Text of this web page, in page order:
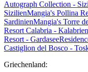
Autograph Collection -
SizilienMangia's Pollina
SardinienMangia's Torre
Resort Calabria - Kalabrien
Resort - Gardasee
Castiglion del Bosco -
Griechenland: